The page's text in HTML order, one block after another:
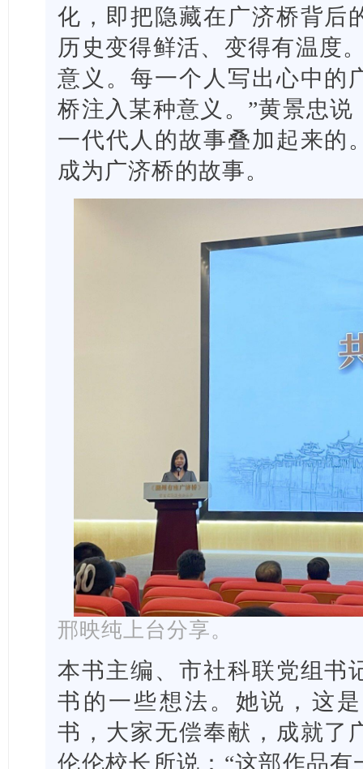
化，即把隐藏在广济桥背后
历史变得鲜活、变得有温度
意义。每一个人写出心中的
桥注入某种意义。”黄景忠
一代代人的故事叠加起来的
成为广济桥的故事。
邢映纯上台分享。
本书主编、市社科联党组书
书的一些想法。她说，这
书，大家无偿奉献，成就了
伦伦校长所说：“这部作品